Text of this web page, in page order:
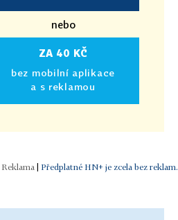
nebo
ZA 40 KČ
bez mobilní aplikace
a s reklamou
| Předplatné HN+ je zcela bez reklam.